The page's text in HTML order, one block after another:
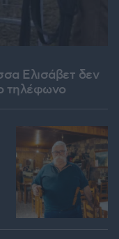
Ελισάβετ δεν
τηλέφωνο